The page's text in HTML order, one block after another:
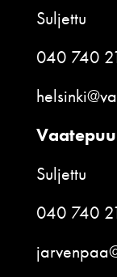
Suljettu
040 740
Suljettu
040 740